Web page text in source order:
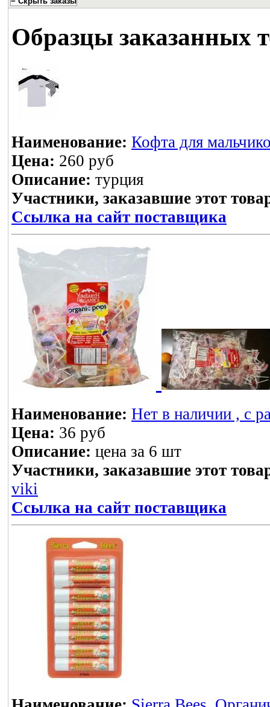
Образцы заказанных
Наименование: Кофта для
Цена: 260 руб
Описание: турция
Участники, заказавшие этот
Ссылка на сайт поставщика
Наименование: Нет в наличии , с
Цена: 36 руб
Описание: цена за 6 шт
Участники, заказавшие этот
viki
Ссылка на сайт поставщика